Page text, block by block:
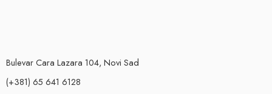
Bulevar Cara Lazara 104, Novi Sad
(+381) 65 641 6128